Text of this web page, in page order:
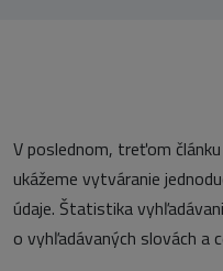
V poslednom, treťom
ukážeme vytváranie
údaje. Štatistika
o vyhľadávaných slovách a